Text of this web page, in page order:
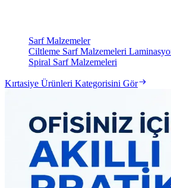
Sarf Malzemeler
Ciltleme Sarf Malzemeleri
Spiral Sarf Malzemeleri
Kırtasiye Ürünleri Kategorisini Gör